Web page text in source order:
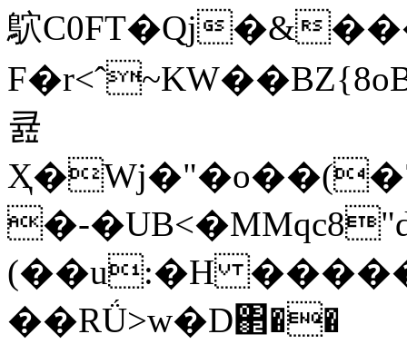
鴥C0FT�Qj�&
큞
�-
(��u:�H
��RǗ>w�D΂��